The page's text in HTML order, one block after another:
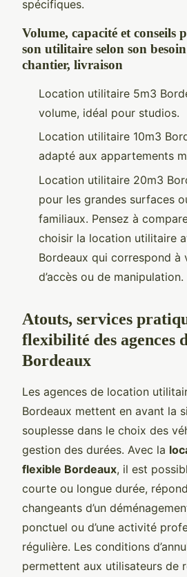
spécifiques.
Volume, capacité et conseils
son utilitaire selon son
chantier, livraison
Location utilitaire 5m3
volume, idéal pour studios.
Location utilitaire 10m3
adapté aux appartements
Location utilitaire 20m3
pour les grandes surfaces
familiaux. Pensez à
choisir la location utilitaire
Bordeaux qui correspond à
d’accès ou de manipulation.
Atouts, services
flexibilité des agences
Bordeaux
Les agences de location
Bordeaux mettent en avant la
souplesse dans le choix des
gestion des durées. Avec la
flexible Bordeaux, il est
courte ou longue durée,
changeants d’un
ponctuel ou d’une activité
régulière. Les conditions
permettent aux utilisateurs de